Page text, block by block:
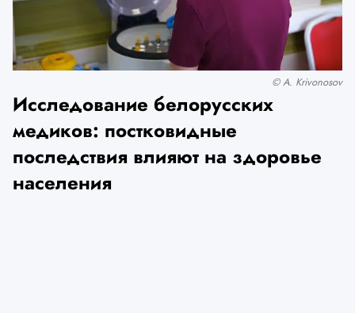
© A. Krivonosov
Исследование белорусских
медиков: постковидные
последствия влияют на здоровье
населения